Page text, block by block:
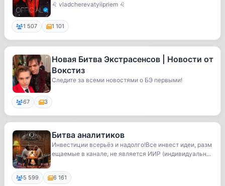
♌ vladcherevatyiipriem ♌
1 507 1 101
Новая Битва Экстрасенсов | Новости от
Вокстиз
Следите за всеми новостями о БЭ первыми!
67 3
Битва аналитиков
Инвестиции всерьёз и надолго!Все инвест идеи, разм
ещаемые в канале, не является ИИР (индивидуальн...
5 599 6 161